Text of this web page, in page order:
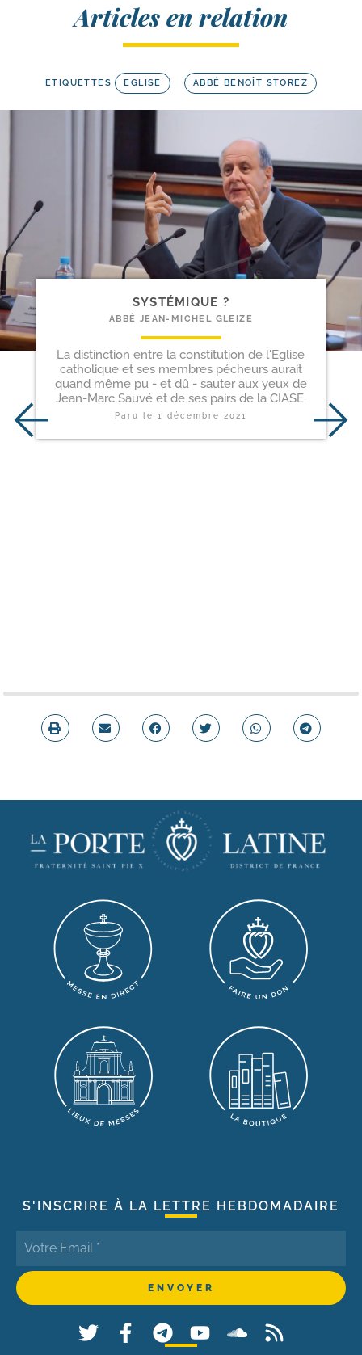
Articles en relation
ETIQUETTES EGLISE ABBÉ BENOÎT STOREZ
SYSTÉMIQUE ?
ABBÉ JEAN-MICHEL GLEIZE
La distinction entre la constitution de l'Eglise
catholique et ses membres pécheurs aurait
quand même pu - et dû - sauter aux yeux de
Jean-Marc Sauvé et de ses pairs de la CIASE.
Paru le 1 décembre 2021
S'INSCRIRE À LA LETTRE HEBDOMADAIRE